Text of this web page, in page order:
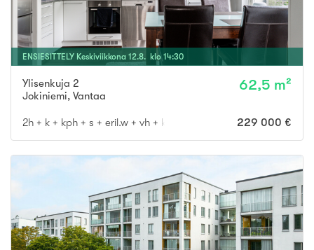
ENSIESITTELY Keskiviikkona 12.8. klo14:30
Ylisenkuja 2
Jokiniemi, Vantaa
62,5 m²
2h + k + kph + s + eril.w + vh + kat.ter. 229 000 €